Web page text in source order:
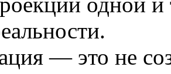
— это не